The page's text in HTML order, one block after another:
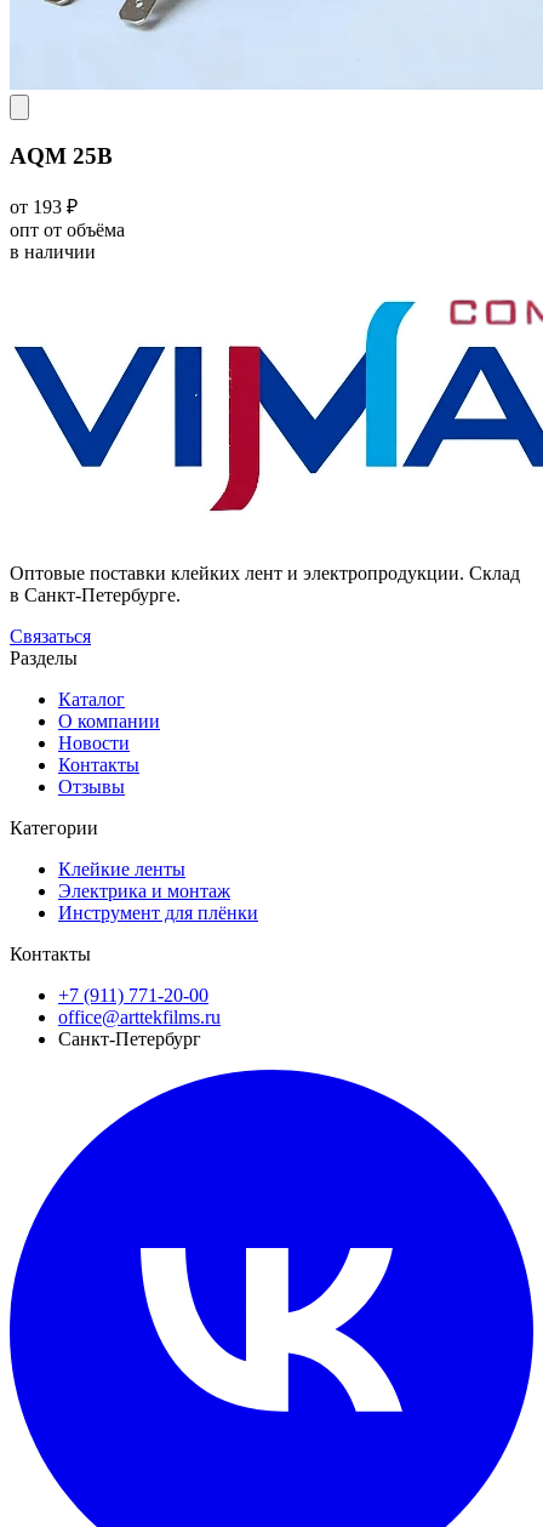
AQM 25В
от 193 ₽
опт от объёма
в наличии
Оптовые поставки клейких лент и электропродукции. Склад
в Санкт-Петербурге.
Связаться
Разделы
Каталог
О компании
Новости
Контакты
Отзывы
Категории
Клейкие ленты
Электрика и монтаж
Инструмент для плёнки
Контакты
+7 (911) 771-20-00
office@arttekfilms.ru
Санкт-Петербург